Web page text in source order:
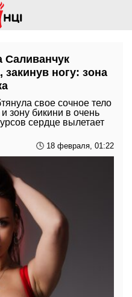
Саливанчук
закинув ногу: зона
свое сочное тело
зону бикини в очень
сердце вылетает
🕓 18 февраля, 01:22